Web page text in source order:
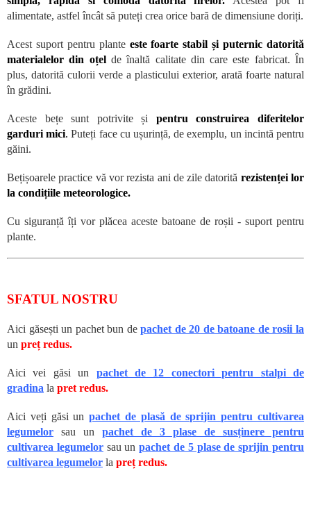
alimentate, astfel încât să puteți crea orice bară de dimensiune doriți.
Acest suport pentru plante este foarte stabil și puternic datorită
materialelor din oțel de înaltă calitate din care este fabricat. În
plus, datorită culorii verde a plasticului exterior, arată foarte natural
în grădini.
Aceste bețe sunt potrivite și pentru construirea diferitelor
garduri mici. Puteți face cu ușurință, de exemplu, un incintă pentru
găini.
Bețișoarele practice vă vor rezista ani de zile datorită rezistenței lor
la condițiile meteorologice.
Cu siguranță îți vor plăcea aceste batoane de roșii - suport pentru
plante.
SFATUL NOSTRU
Aici găsești un pachet bun depachet de 20 de batoane de rosii la
un preț redus.
Aici vei găsi un pachet de 12 conectori pentru stalpi de
gradina la pret redus.
Aici veți găsi unpachet de plasă de sprijin pentru cultivarea
legumelor sau un pachet de 3 plase de susținere pentru
cultivarea legumelorsau unpachet de 5 plase de sprijin pentru
cultivarea legumelor la preț redus.